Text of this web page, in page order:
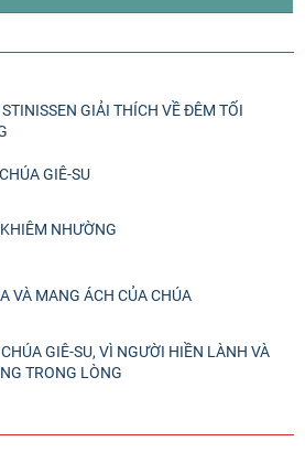
GIẢI THÍCH VỀ ĐÊM TỐI
GIÊ-SU
NHƯỜNG
VÀ MANG ÁCH CỦA CHÚA
GIÊ-SU, VÌ NGƯỜI HIỀN LÀNH VÀ
TRONG LÒNG